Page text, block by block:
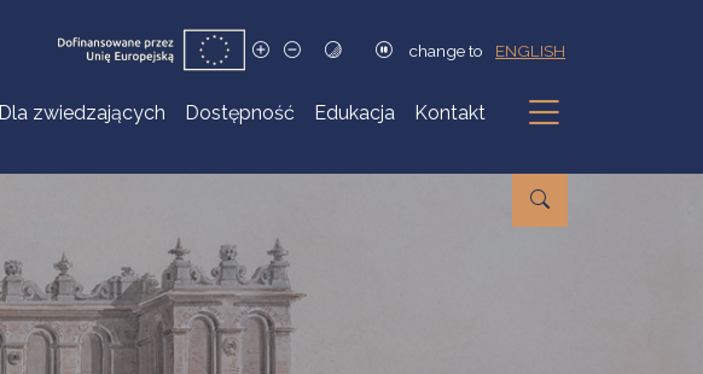
change to ENGLISH
Dla zwiedzających Dostępność Edukacja Kontakt
Podmenu